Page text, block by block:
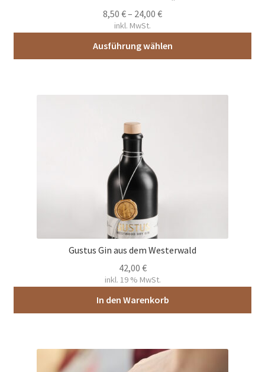
8,50 €– 24,00 €
inkl. MwSt.
Ausführung wählen
weist
Varianten
auf.
Die
Optionen
können
auf
der
Produktseite
gewählt
Gustus Gin aus dem Westerwald
42,00 €
inkl. 19 % MwSt.
In den Warenkorb